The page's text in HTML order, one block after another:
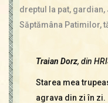
dreptul la pat, gardian,
Săptămâna Patimilor,
Traian Dorz, din
Starea mea
agrava din zi în zi.